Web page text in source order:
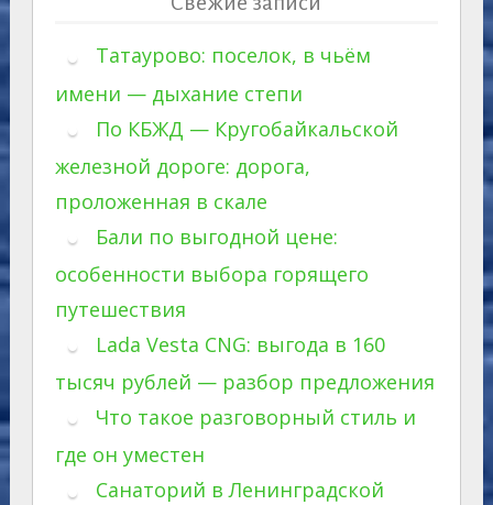
Татаурово: поселок, в чьём
имени — дыхание степи
По КБЖД — Кругобайкальской
железной дороге: дорога,
проложенная в скале
Бали по выгодной цене:
особенности выбора горящего
путешествия
Lada Vesta CNG: выгода в 160
тысяч рублей — разбор предложения
Что такое разговорный стиль и
где он уместен
Санаторий в Ленинградской